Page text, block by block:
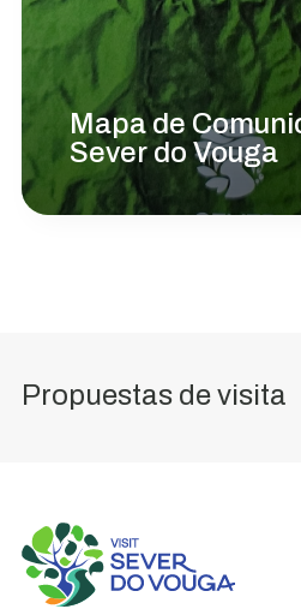
Mapa de
Sever do Vouga
Propuestas de visita